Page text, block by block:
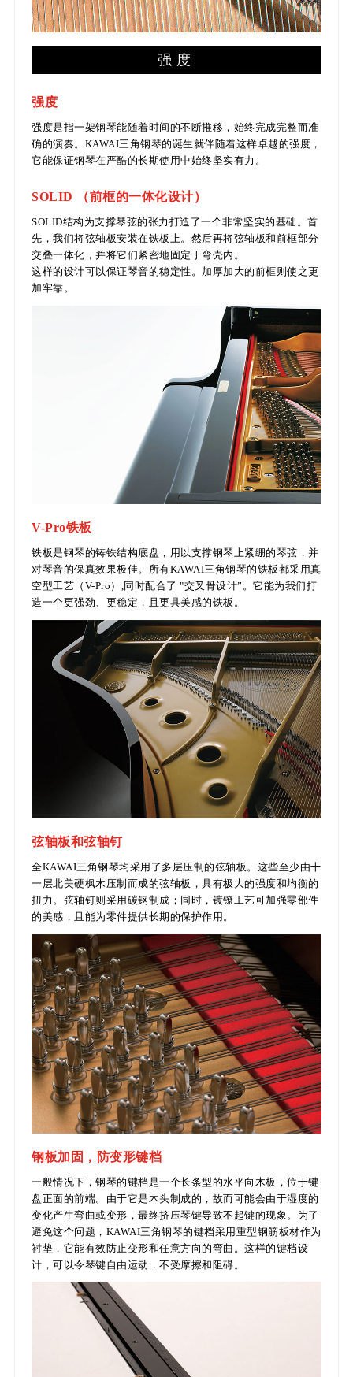
强度
强度
强度是指一架钢琴能随着时间的不断推移，始终完成完整而准
确的演奏。KAWAI三角钢琴的诞生就伴随着这样卓越的强度，
它能保证钢琴在严酷的长期使用中始终坚实有力。
SOLID （前框的一体化设计）
SOLID结构为支撑琴弦的张力打造了一个非常坚实的基础。首
先，我们将弦轴板安装在铁板上。然后再将弦轴板和前框部分
交叠一体化，并将它们紧密地固定于弯壳内。
这样的设计可以保证琴音的稳定性。加厚加大的前框则使之更
加牢靠。
V-Pro铁板
铁板是钢琴的铸铁结构底盘，用以支撑钢琴上紧绷的琴弦，并
对琴音的保真效果极佳。所有KAWAI三角钢琴的铁板都采用真
空型工艺（V-Pro）,同时配合了 "交叉骨设计”。它能为我们打
造一个更强劲、更稳定，且更具美感的铁板。
弦轴板和弦轴钉
全KAWAI三角钢琴均采用了多层压制的弦轴板。这些至少由十
一层北美硬枫木压制而成的弦轴板，具有极大的强度和均衡的
扭力。弦轴钉则采用碳钢制成；同时，镀镣工艺可加强零部件
的美感，且能为零件提供长期的保护作用。
钢板加固，防变形键档
一般情况下，钢琴的键档是一个长条型的水平向木板，位于键
盘正面的前端。由于它是木头制成的，故而可能会由于湿度的
变化产生弯曲或变形，最终挤压琴键导致不起键的现象。为了
避免这个问题，KAWAI三角钢琴的键档采用重型钢筋板材作为
衬垫，它能有效防止变形和任意方向的弯曲。这样的键档设
计，可以令琴键自由运动，不受摩擦和阻碍。